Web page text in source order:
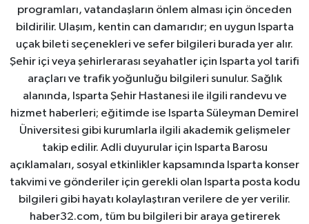
programları, vatandaşların önlem alması için önceden
bildirilir. Ulaşım, kentin can damarıdır; en uygun Isparta
uçak bileti seçenekleri ve sefer bilgileri burada yer alır.
Şehir içi veya şehirlerarası seyahatler için Isparta yol tarifi
araçları ve trafik yoğunluğu bilgileri sunulur. Sağlık
alanında, Isparta Şehir Hastanesi ile ilgili randevu ve
hizmet haberleri; eğitimde ise Isparta Süleyman Demirel
Üniversitesi gibi kurumlarla ilgili akademik gelişmeler
takip edilir. Adli duyurular için Isparta Barosu
açıklamaları, sosyal etkinlikler kapsamında Isparta konser
takvimi ve gönderiler için gerekli olan Isparta posta kodu
bilgileri gibi hayatı kolaylaştıran verilere de yer verilir.
haber32.com, tüm bu bilgileri bir araya getirerek